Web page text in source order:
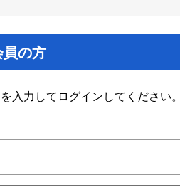
員の方
入力してログインしてください。